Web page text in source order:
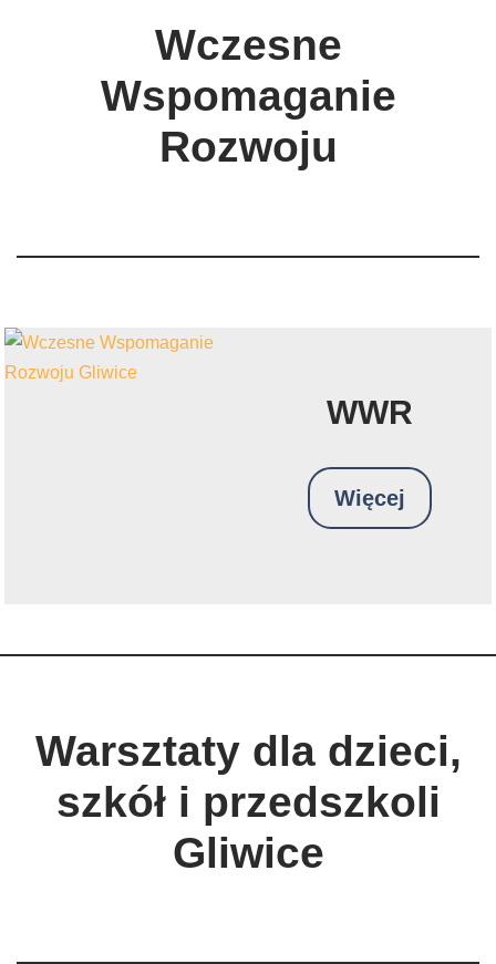
Wczesne
Wspomaganie
Rozwoju
WWR
Więcej
Warsztaty dla dzieci,
szkół i przedszkoli
Gliwice